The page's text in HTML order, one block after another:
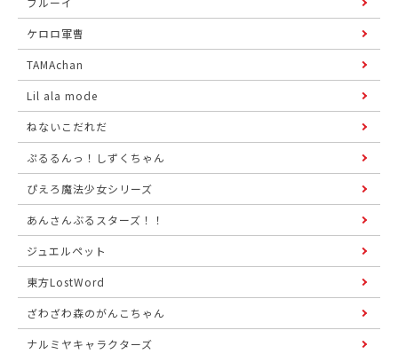
ケロロ軍曹
TAMAchan
Lil ala mode
ねないこだれだ
ぷるるんっ！しずくちゃん
ぴえろ魔法少女シリーズ
あんさんぶるスターズ！！
ジュエルペット
東方LostWord
ざわざわ森のがんこちゃん
ナルミヤキャラクターズ